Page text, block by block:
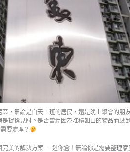
，無論是白天上班的居民，還是晚上聚會的朋
捉襟見肘。是否曾經因為堆積如山的物品而感
要處理？
完美的解決方案——迷你倉！無論你是需要整理